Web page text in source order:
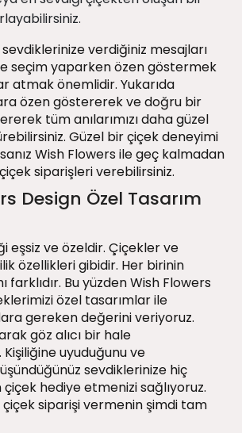
verdiğiniz mesajları
seçim yaparken özen göstermek
atmak önemlidir. Yukarıda
özen göstererek ve doğru bir
tüm anılarımızı daha güzel
Güzel bir çiçek deneyimi
Wish Flowers ile geç kalmadan
siparişleri verebilirsiniz.
Design Özel Tasarım
eşsiz ve özeldir. Çiçekler ve
özellikleri gibidir. Her birinin
farklıdır. Bu yüzden Wish Flowers
özel tasarımlar ile
gereken değerini veriyoruz.
göz alıcı bir hale
uyuduğunu ve
sevdiklerinize hiç
hediye etmenizi sağlıyoruz.
çiçek siparişi vermenin şimdi tam